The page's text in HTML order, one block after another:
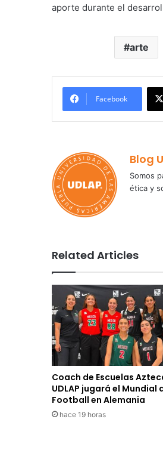
aporte durante el
arte
Facebook
Blog
Somos
ética y
Related Articles
Coach de Escuelas
UDLAP jugará el Mundial
Football en Alemania
hace 19 horas